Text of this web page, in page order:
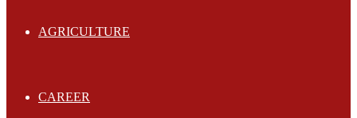
AGRICULTURE
CAREER